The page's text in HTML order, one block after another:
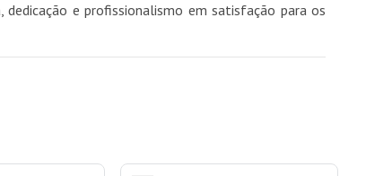
e profissionalismo em satisfação para os